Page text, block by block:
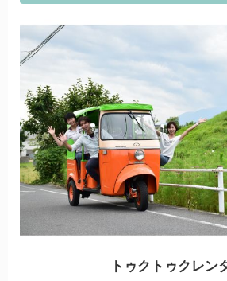
トゥクトゥクレン